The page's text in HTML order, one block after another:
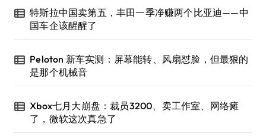
特斯拉中国卖第五，丰田一季净赚两个比亚迪——中
国车企该醒醒了
Peloton 新车实测：屏幕能转、风扇怼脸，但最狠的
是那个机械音
Xbox七月大崩盘：裁员3200、卖工作室、网络瘫
了，微软这次真急了